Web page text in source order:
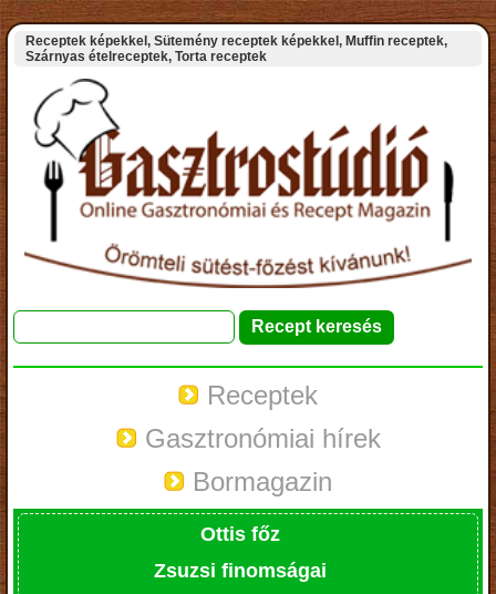
Receptek képekkel, Sütemény receptek képekkel, Muffin receptek,
Szárnyas ételreceptek, Torta receptek
Receptek
Gasztronómiai hírek
Bormagazin
Ottis főz
Zsuzsi finomságai